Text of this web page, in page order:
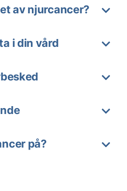
av njurcancer?
i din vård
på?